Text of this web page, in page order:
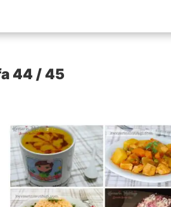
44 / 45